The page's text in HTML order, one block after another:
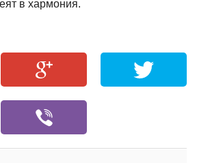
в хармония.